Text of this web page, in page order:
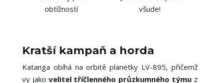
obtížností
všude!
Kratší kampaň a horda
Katanga obíhá na orbitě planetky LV-895, přičemž
vy jako velitel tříčlenného průzkumného týmu z